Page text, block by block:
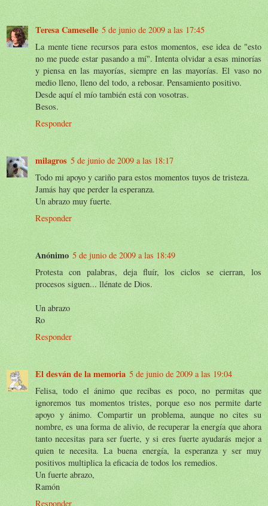
Teresa Cameselle 5 de junio de 2009 a las 17:45
La mente tiene recursos para estos momentos, ese idea de "esto
no me puede estar pasando a mí". Intenta olvidar a esas minorías
y piensa en las mayorías, siempre en las mayorías. El vaso no
medio lleno, lleno del todo, a rebosar. Pensamiento positivo.
Desde aquí el mío también está con vosotras.
Besos.
Responder
milagros 5 de junio de 2009 a las 18:17
Todo mi apoyo y cariño para estos momentos tuyos de tristeza.
Jamás hay que perder la esperanza.
Un abrazo muy fuerte.
Responder
Anónimo 5 de junio de 2009 a las 18:49
Protesta con palabras, deja fluír, los ciclos se cierran, los
procesos siguen... llénate de Dios.
Un abrazo
Ro
Responder
El desván de la memoria 5 de junio de 2009 a las 19:04
Felisa, todo el ánimo que recibas es poco, no permitas que
ignoremos tus momentos tristes, porque eso nos permite darte
apoyo y ánimo. Compartir un problema, aunque no cites su
nombre, es una forma de alivio, de recuperar la energía que ahora
tanto necesitas para ser fuerte, y si eres fuerte ayudarás mejor a
quien te necesita. La buena energía, la esperanza y ser muy
positivos multiplica la eficacia de todos los remedios.
Un fuerte abrazo,
Ramón
Responder